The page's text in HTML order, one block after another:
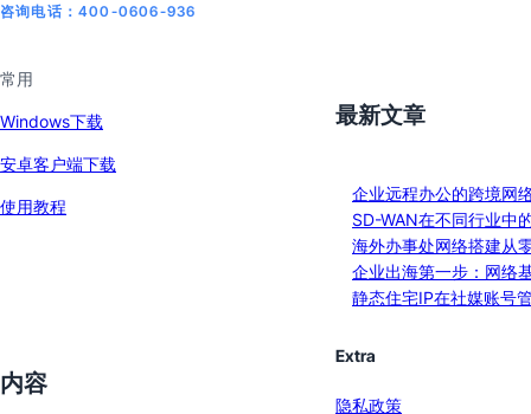
咨询电话：400-0606-936
常用
Windows下载
安卓客户端下载
使用教程
最新文章
企业远程办公的跨境网
SD-WAN在不同行业中
海外办事处网络搭建从
企业出海第一步：网络
静态住宅IP在社媒账号
内容
Extra
隐私政策